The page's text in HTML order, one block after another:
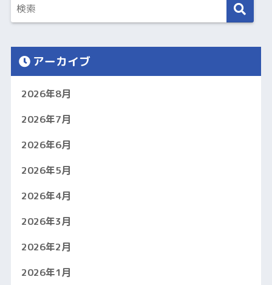
アーカイブ
2026年8月
2026年7月
2026年6月
2026年5月
2026年4月
2026年3月
2026年2月
2026年1月